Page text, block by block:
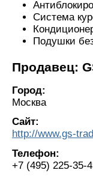
Система
Подушки
Продавец:
Город:
Москва
Сайт:
http://www.gs-
Телефон:
+7 (495) 225-35-